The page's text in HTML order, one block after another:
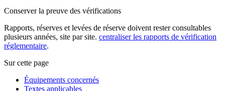
Conserver la preuve des vérifications
Rapports, réserves et levées de réserve doivent rester consultables
plusieurs années, site par site. centraliser les rapports de vérification
réglementaire.
Sur cette page
Équipements concernés
Textes applicables